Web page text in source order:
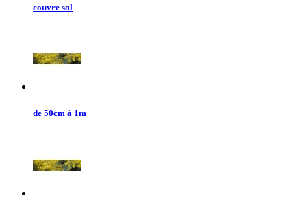
couvre sol
de 50cm à 1m